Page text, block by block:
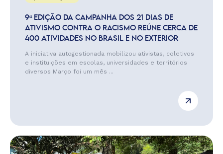
9ª EDIÇÃO DA CAMPANHA DOS 21 DIAS DE
ATIVISMO CONTRA O RACISMO REÚNE CERCA DE
400 ATIVIDADES NO BRASIL E NO EXTERIOR
A iniciativa autogestionada mobilizou ativistas, coletivos
e instituições em escolas, universidades e territórios
diversos Março foi um mês ...